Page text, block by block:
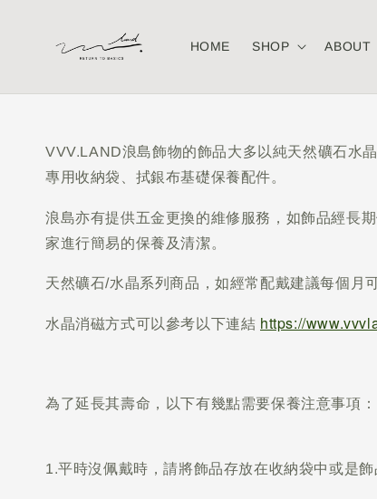
HOME SHOP ABOUT
VVV.LAND浪島飾物的飾品大多以純天然礦石水
專用收納袋、拭銀布基礎保養配件。
浪島亦有提供五金更換的維修服務，如飾品經長
家進行簡易的保養及清潔。
天然礦石/水晶系列商品，如經常配戴建議每個月
水晶消磁方式可以參考以下連結 https://
為了延長其壽命，以下有幾點需要保養注意事項：
1.平時沒佩戴時，請將飾品存放在收納袋中或是